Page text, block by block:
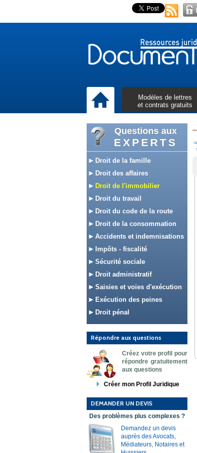
Modèles de lettres
et contrats gratuits
Questions aux
EXPERTS
Droit de la famille
Droit des affaires
Droit de l'immobilier
Droit du travail
Droit du code de la route
Droit de la consommation
Accidents et indemnisations
Impôts - fiscalité
Sécurité sociale
Droit administratif
Saisies et voies d'exécution
Exécution des peines
Droit pénal
Répondre aux questions
Créez votre profil pour
répondre gratuitement
aux questions
Créer mon Profil Juridique
DEMANDER UN DEVIS
Des problèmes plus complexes ?
Demandez un devis
auprès des Avocats,
Médiateurs, Notaires et